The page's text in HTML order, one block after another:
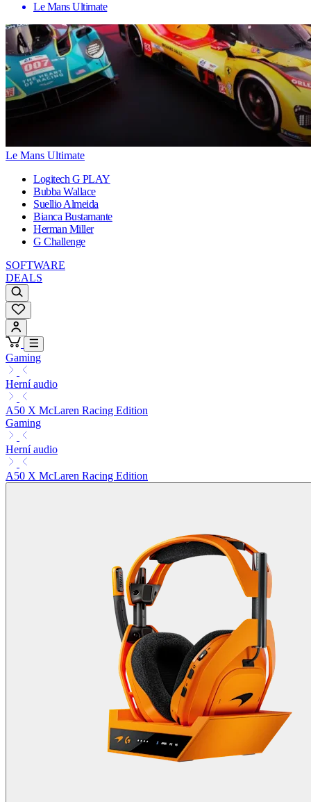
Le Mans Ultimate
Le Mans Ultimate
Logitech G PLAY
Bubba Wallace
Suellio Almeida
Bianca Bustamante
Herman Miller
G Challenge
SOFTWARE
DEALS
Gaming
Herní audio
A50 X McLaren Racing Edition
Gaming
Herní audio
A50 X McLaren Racing Edition